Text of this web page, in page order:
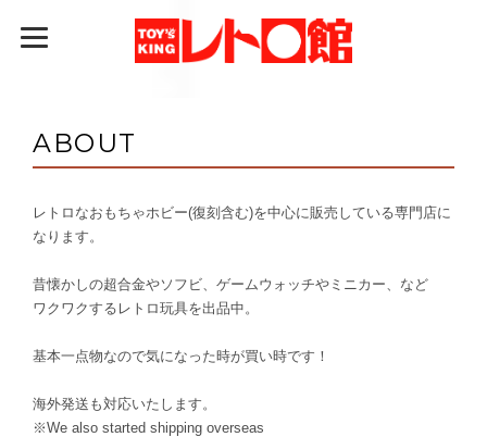
ABOUT
レトロなおもちゃホビー(復刻含む)を中心に販売している専門店に
なります。
昔懐かしの超合金やソフビ、ゲームウォッチやミニカー、など
ワクワクするレトロ玩具を出品中。
基本一点物なので気になった時が買い時です！
海外発送も対応いたします。
※We also started shipping overseas